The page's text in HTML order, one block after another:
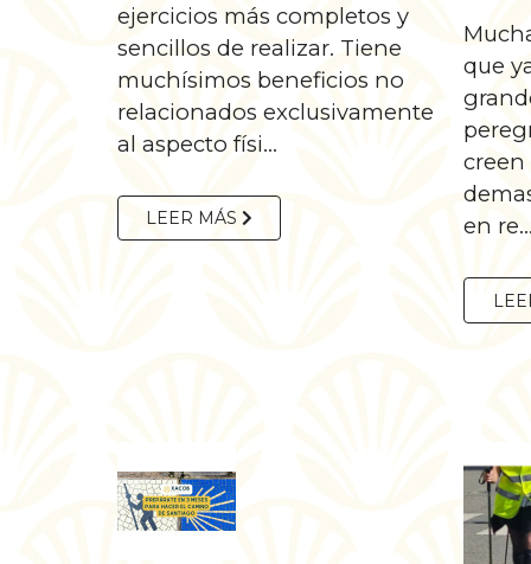
ejercicios más completos y
sencillos de realizar. Tiene
muchísimos beneficios no
relacionados exclusivamente
al aspecto físi...
LEER MÁS
que
en